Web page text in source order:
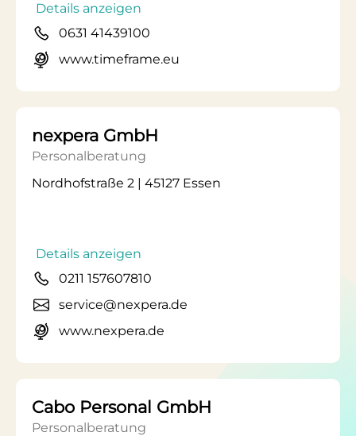
Details anzeigen
0631 41439100
www.timeframe.eu
nexpera GmbH
Personalberatung
Nordhofstraße 2 | 45127 Essen
Details anzeigen
0211 157607810
service@nexpera.de
www.nexpera.de
Cabo Personal GmbH
Personalberatung